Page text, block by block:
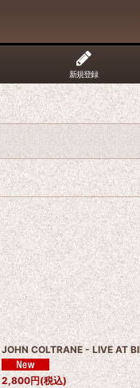
新規登録
JOHN COLTRANE - LIVE AT
2,800円(税込)